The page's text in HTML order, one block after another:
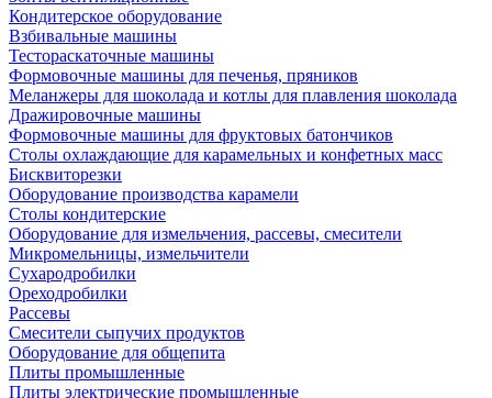
Кондитерское оборудование
Взбивальные машины
Тестораскаточные машины
Формовочные машины для печенья, пряников
Меланжеры для шоколада и котлы для плавления шоколада
Дражировочные машины
Формовочные машины для фруктовых батончиков
Столы охлаждающие для карамельных и конфетных масс
Бисквиторезки
Оборудование производства карамели
Столы кондитерские
Оборудование для измельчения, рассевы, смесители
Микромельницы, измельчители
Сухародробилки
Ореходробилки
Рассевы
Смесители сыпучих продуктов
Оборудование для общепита
Плиты промышленные
Плиты электрические промышленные